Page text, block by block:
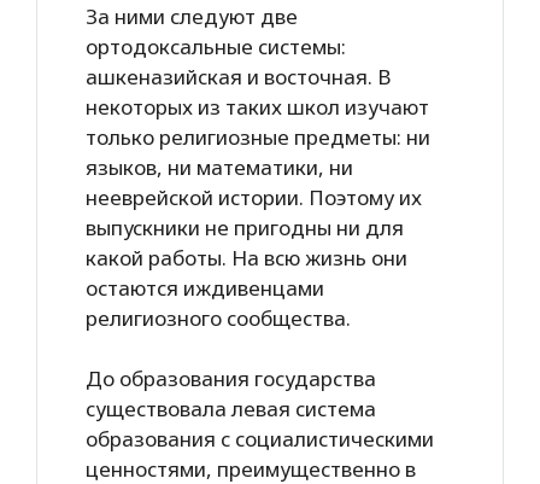
За ними следуют две
ортодоксальные системы:
ашкеназийская и восточная. В
некоторых из таких школ изучают
только религиозные предметы: ни
языков, ни математики, ни
нееврейской истории. Поэтому их
выпускники не пригодны ни для
какой работы. На всю жизнь они
остаются иждивенцами
религиозного сообщества.
До образования государства
существовала левая система
образования с социалистическими
ценностями, преимущественно в